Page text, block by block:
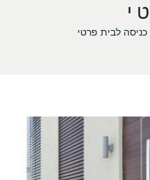
לבית פרטי